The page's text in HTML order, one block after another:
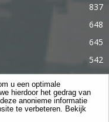
837
648
645
542
363
285
u een optimale
hierdoor het gedrag van
anonieme informatie
te verbeteren. Bekijk